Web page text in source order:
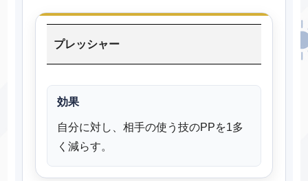
プレッシャー
効果
自分に対し、相手の使う技のPPを1多
く減らす。